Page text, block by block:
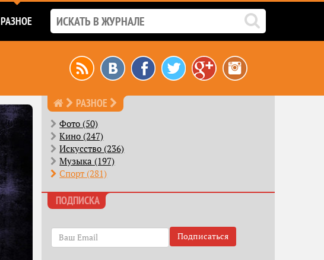
РАЗНОЕ
РАЗНОЕ
Фото (50)
Кино (247)
Искусство (236)
Музыка (197)
Спорт (281)
ПОДПИСКА
Подписаться